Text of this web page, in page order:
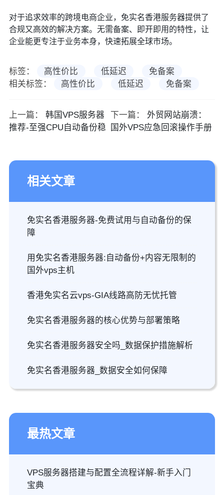
对于追求效率的跨境电商企业，免实名香港服务器提供了
合规又高效的解决方案。无需备案、即开即用的特性，让
企业能更专注于业务本身，快速拓展全球市场。
标签： 高性价比 低延迟
免备案
相关标签：
高性价比 低延迟 免备案
上一篇：
韩国VPS服务器
推荐-至强CPU自动备份稳
下一篇：
外贸网站崩溃：
国外VPS应急回滚操作手册
相关文章
免实名香港服务器-免费试用与自动备份的保
障
用免实名香港服务器:自动备份+内容无限制的
国外vps主机
香港免实名云vps-GIA线路高防无忧托管
免实名香港服务器的核心优势与部署策略
免实名香港服务器安全吗_数据保护措施解析
免实名香港服务器_数据安全如何保障
最热文章
VPS服务器搭建与配置全流程详解-新手入门
宝典